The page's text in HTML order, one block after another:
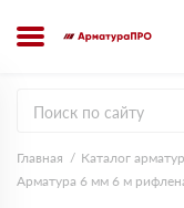
Главная Каталог
Арматура 6 мм 6 м